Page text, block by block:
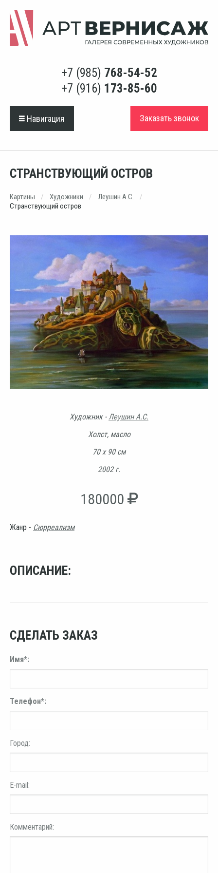
+7 (985) 768-54-52
+7 (916) 173-85-60
Навигация Заказать звонок
СТРАНСТВУЮЩИЙ ОСТРОВ
Картины Художники
Леушин А.С.
Странствующий остров
Художник -Леушин А.С.
Холст, масло
70 х 90 см
2002 г.
180000
Жанр - Сюрреализм
ОПИСАНИЕ:
СДЕЛАТЬ ЗАКАЗ
Имя*:
Телефон*:
Город:
E-mail:
Комментарий: